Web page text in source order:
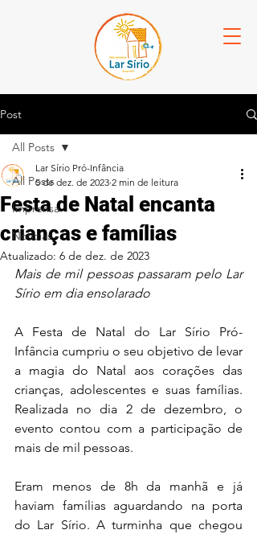
Post
All Posts
Imprensa
Notícias
All Posts
Festa de Natal encanta
crianças e famílias
Lar Sírio Pró-Infância
5 de dez. de 2023 2 min de leitura
Atualizado: 6 de dez. de 2023
Mais de mil pessoas passaram pelo Lar
Sírio em dia ensolarado
A Festa de Natal do Lar Sírio Pró-
Infância cumpriu o seu objetivo de levar
a magia do Natal aos corações das
crianças, adolescentes e suas famílias.
Realizada no dia 2 de dezembro, o
evento contou com a participação de
mais de mil pessoas.
Eram menos de 8h da manhã e já
haviam famílias aguardando na porta
do Lar Sírio. A turminha que chegou